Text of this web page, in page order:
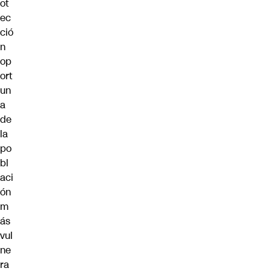
ot
ec
ció
n
op
ort
un
a
de
la
po
bl
aci
ón
m
ás
vul
ne
ra